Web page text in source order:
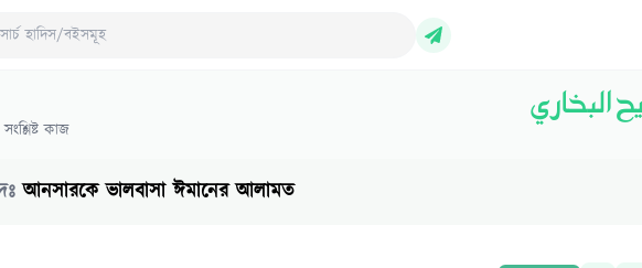
Hadith/Books
কাজ
البخاري
আনসারকে ভালবাসা ঈমানের আলামত